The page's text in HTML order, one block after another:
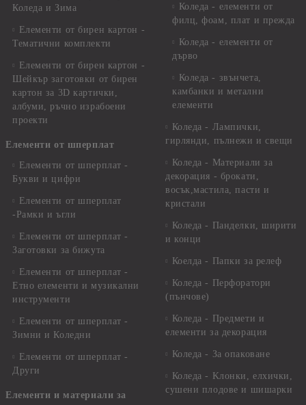
Коледа и Зима
Елементи от бирен картон -
Тематични комплекти
Елементи от бирен картон -
Шейкър заготовки от бирен
картон за 3D картички,
албуми, ръчно израбоени
проекти
Елементи от шперплат
Елементи от шперплат -
Букви и цифри
Елементи от шперплат
-Рамки и ъгли
Елементи от шперплат -
Заготовки за бижута
Елементи от шперплат -
Етно елементи и музикални
инструменти
Елементи от шперплат -
Зимни и Коледни
Елементи от шперплат -
Други
Елементи и материали за
Коледа - елементи от
филц, фоам, плат и прежда
Коледа - елементи от
дърво
Коледа - звънчета,
камбанки и метални
елементи
Коледа - Лампички,
гирлянди, пълнежи и свещи
Коледа - Материали за
декорация - брокати,
восък,мастила, пасти и
кристали
Коледа - Панделки, ширити
и конци
Коелда - Папки за релеф
Коледа - Перфоратори
(пънчове)
Коледа - Предмети и
елементи за декорация
Коледа - За опаковане
Коледа - Kлонки, елхички,
сушени плодове и шишарки